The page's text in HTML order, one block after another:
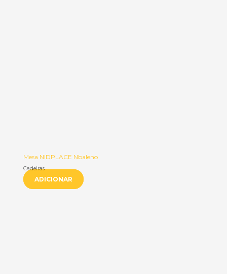
Mesa NIDPLACE Nbaleno
Cadeiras
ADICIONAR